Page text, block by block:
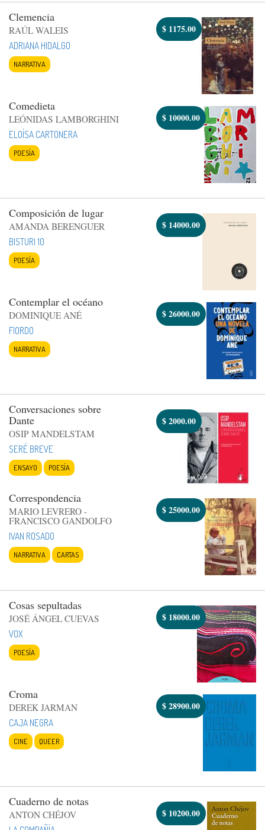
Clemencia
RAÚL WALEIS
ADRIANA HIDALGO
NARRATIVA
$ 1175.00
Comedieta
LEÓNIDAS LAMBORGHINI
ELOÍSA CARTONERA
POESÍA
$ 10000.00
Composición de lugar
AMANDA BERENGUER
BISTURI 10
POESÍA
$ 14000.00
Contemplar el océano
DOMINIQUE ANÉ
FIORDO
NARRATIVA
$26000.00
Conversaciones sobre
Dante
OSIP MANDELSTAM
SERÉ BREVE
ENSAYO POESÍA
$2000.00
Correspondencia
MARIO LEVRERO -
FRANCISCO GANDOLFO
IVAN ROSADO
NARRATIVA CARTAS
$25000.00
Cosas sepultadas
JOSÉ ÁNGEL CUEVAS
VOX
POESÍA
$ 18000.00
Croma
DEREK JARMAN
CAJA NEGRA
CINE QUEER
$28900.00
Cuaderno de notas
ANTON CHÉJOV
$ 10200.00